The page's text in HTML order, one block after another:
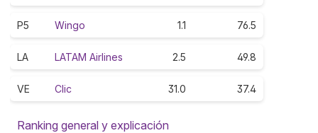
P5 Wingo 1.1 76.5
LA LATAM Airlines 2.5 49.8
VE Clic 31.0 37.4
Ranking general y explicación